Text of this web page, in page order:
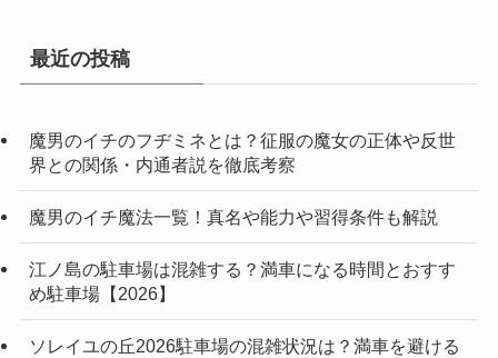
最近の投稿
魔男のイチのフヂミネとは？征服の魔女の正体や反世
界との関係・内通者説を徹底考察
魔男のイチ魔法一覧！真名や能力や習得条件も解説
江ノ島の駐車場は混雑する？満車になる時間とおすす
め駐車場【2026】
ソレイユの丘2026駐車場の混雑状況は？満車を避ける